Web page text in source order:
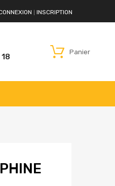
INSCRIPTION
Panier